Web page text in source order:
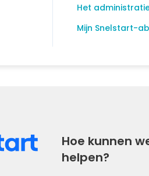
Het
Mijn Snelstart-
Hoe kunnen
helpen?